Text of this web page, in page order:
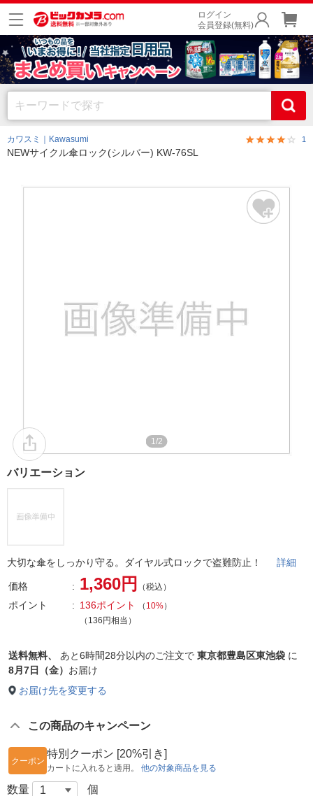
ログイン
会員登録(無料)
カワスミ｜Kawasumi 1
NEWサイクル傘ロック(シルバー) KW-76SL
1/2
バリエーション
大切な傘をしっかり守る。ダイヤル式ロックで盗難防止！ 詳細
価格 1,360円 （税込）
ポイント 136ポイント （ 10%）
（136円相当）
送料無料、 あと6時間28分以内のご注文で 東京都豊島区東池袋 に
8月7日（金） お届け
お届け先を変更する
この商品のキャンペーン
クーポン
特別クーポン [20%引き]
カートに入れると適用。 他の対象商品を見る
数量 個